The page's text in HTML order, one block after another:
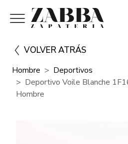
VOLVER ATRÁS
Hombre
Deportivos
Deportivo Voile Blanche
Hombre